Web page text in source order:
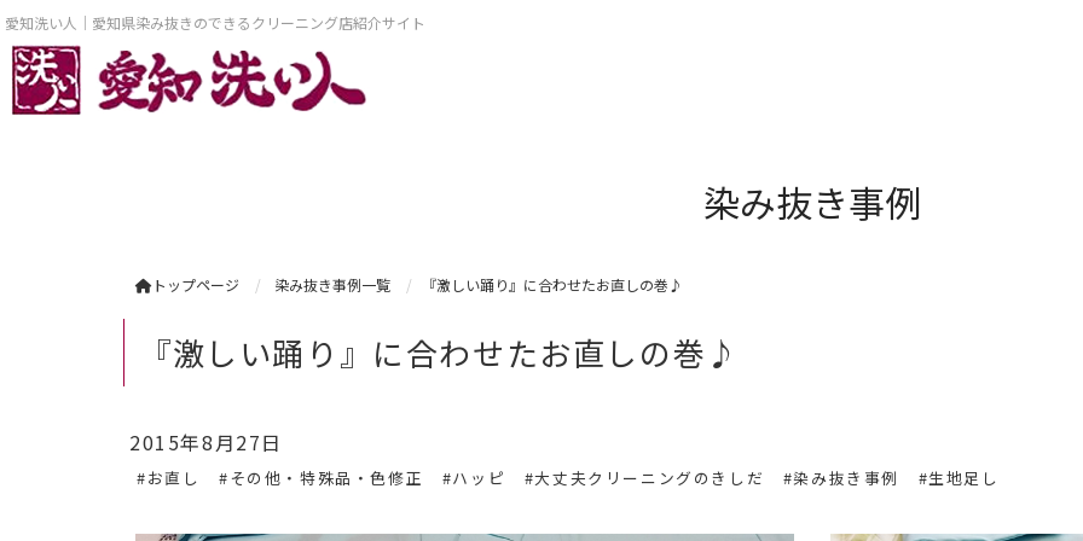
愛知洗い人｜愛知県染み抜きのできるクリーニング店紹介サイト
染み抜き事例
トップページ 染み抜き事例一覧 『激しい踊り』に合わせたお直しの巻♪
『激しい踊り』に合わせたお直しの巻♪
2015年8月27日
#お直し #その他・特殊品・色修正 #ハッピ #大丈夫クリーニングのきしだ #染み抜き事例 #生地足し